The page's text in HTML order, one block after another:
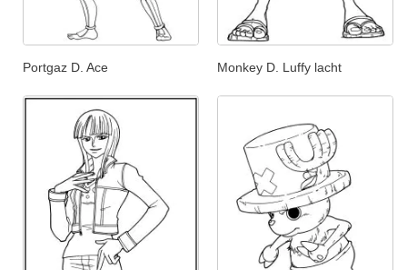
Portgaz D. Ace Monkey D. Luffy lacht